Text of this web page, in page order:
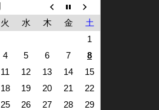
火 水 木 金
土
1
4 5 6 7
8
11 12 13 14
15
18 19 20 21
22
25 26 27 28
29